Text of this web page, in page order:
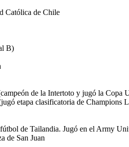
Católica de Chile
B)
de la Intertoto y jugó la Copa
etapa clasificatoria de Champions
de Tailandia. Jugó en el Army
de San Juan